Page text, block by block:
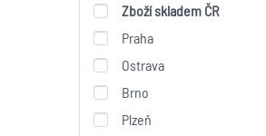
Zboží skladem ČR
Praha
Ostrava
Brno
Plzeň